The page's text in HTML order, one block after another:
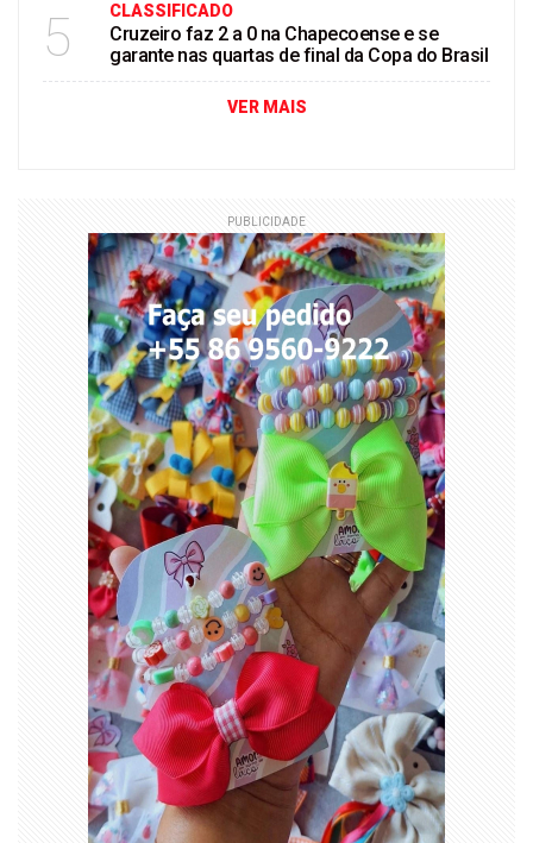
5 CLASSIFICADO
Cruzeiro faz 2 a 0 na Chapecoense e se
garante nas quartas de final da Copa do Brasil
VER MAIS
PUBLICIDADE